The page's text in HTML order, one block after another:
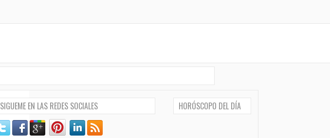
SIGUEME EN LAS REDES SOCIALES HORÓSCOPO DEL DÍA